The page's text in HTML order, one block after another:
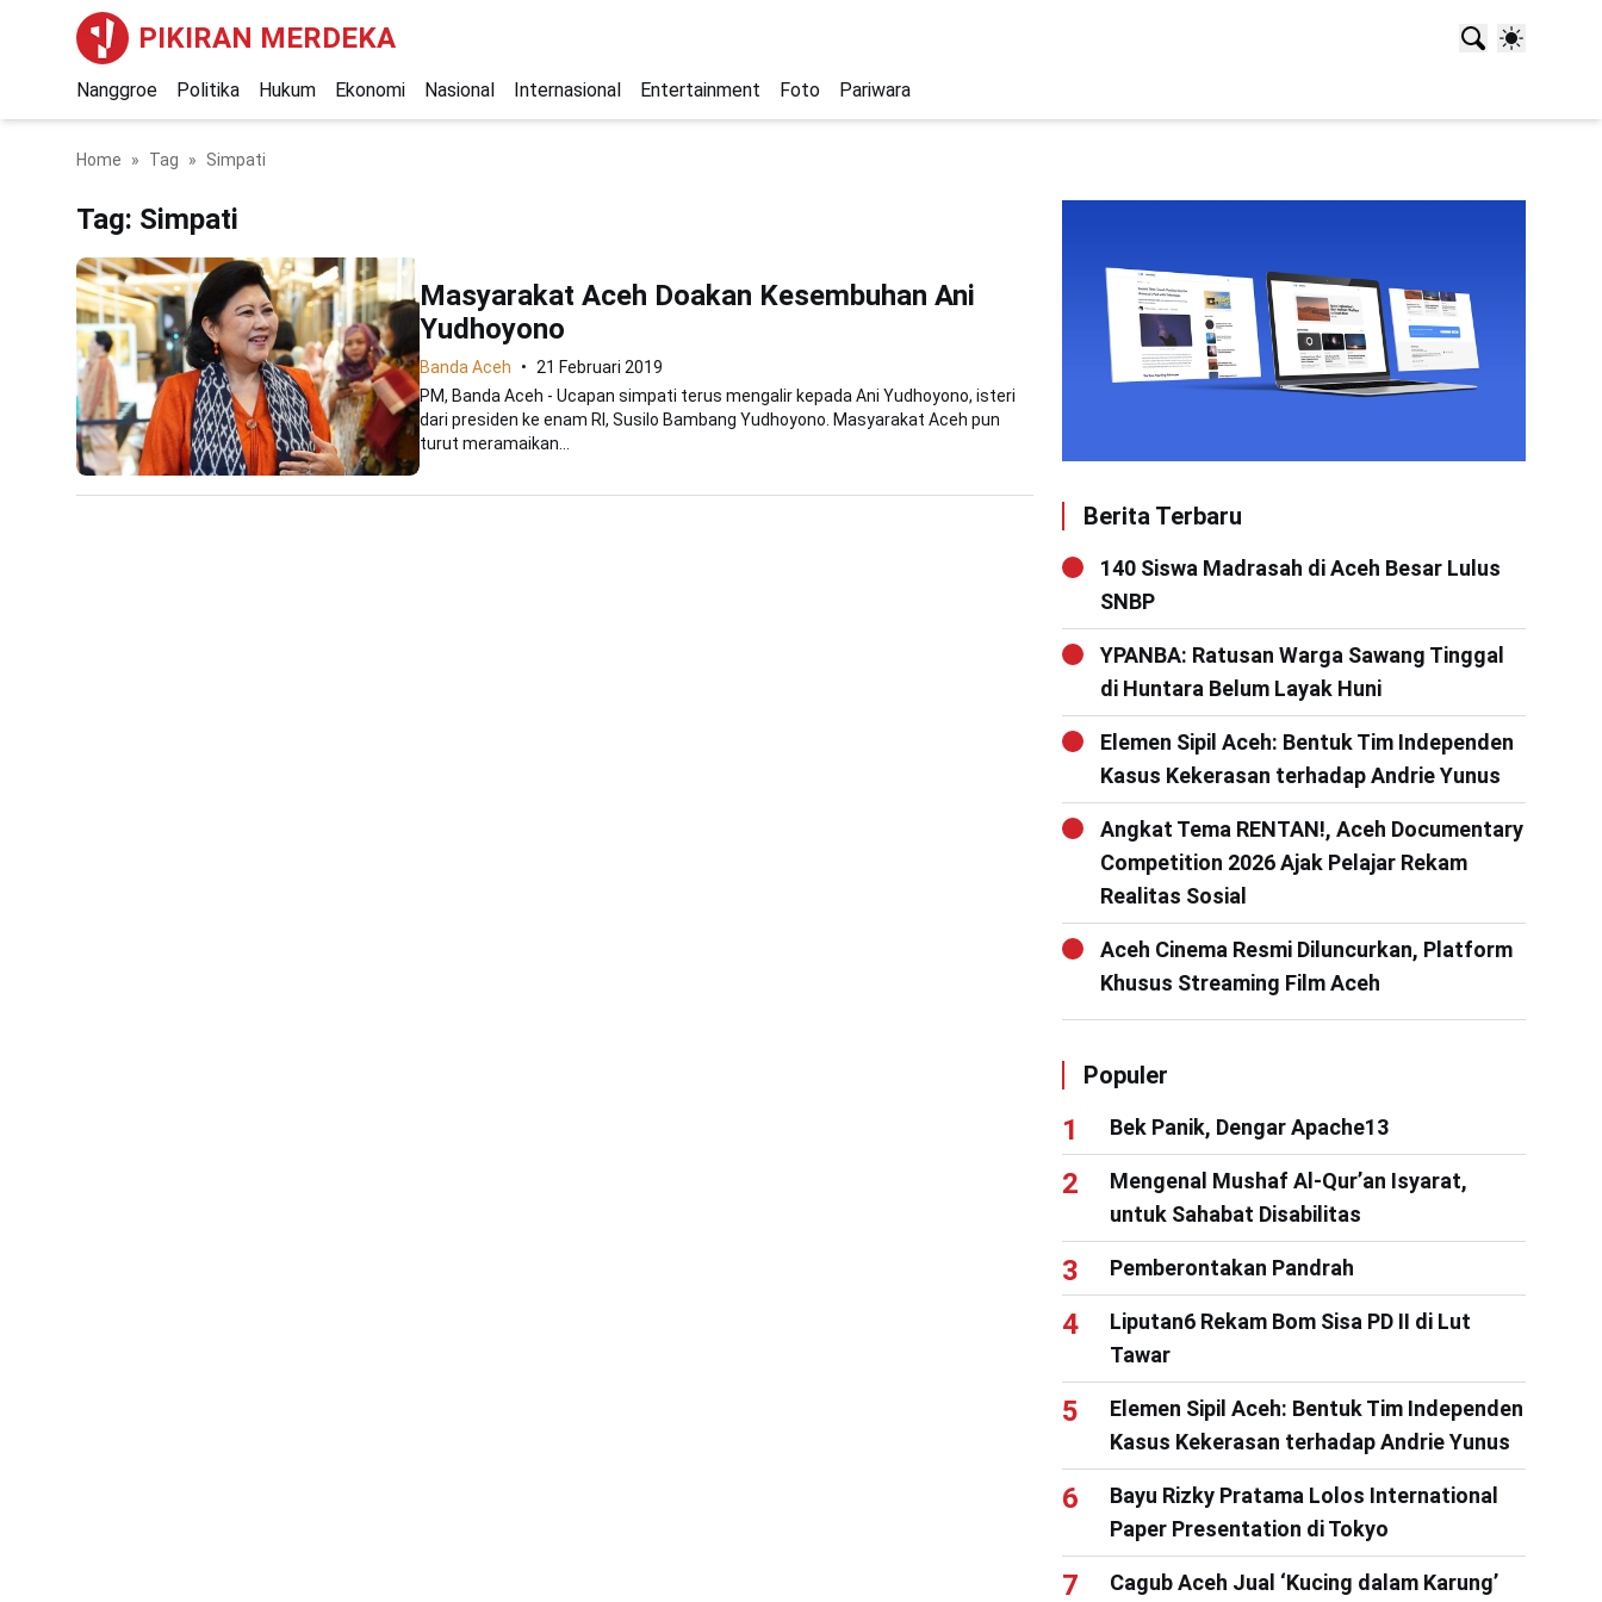
PIKIRAN MERDEKA
Nanggroe Politika Hukum Ekonomi Nasional Internasional Entertainment Foto Pariwara
Home Tag Simpati
Tag: Simpati
Masyarakat Aceh Doakan Kesembuhan Ani
Yudhoyono
Banda Aceh
21 Februari 2019
PM, Banda Aceh - Ucapan simpati terus mengalir kepada Ani Yudhoyono, isteri
dari presiden ke enam RI, Susilo Bambang Yudhoyono. Masyarakat Aceh pun
turut meramaikan...
Berita Terbaru
140 Siswa Madrasah di Aceh Besar Lulus
SNBP
YPANBA: Ratusan Warga Sawang Tinggal
di Huntara Belum Layak Huni
Elemen Sipil Aceh: Bentuk Tim Independen
Kasus Kekerasan terhadap Andrie Yunus
Angkat Tema RENTAN!, Aceh Documentary
Competition 2026 Ajak Pelajar Rekam
Realitas Sosial
Aceh Cinema Resmi Diluncurkan, Platform
Khusus Streaming Film Aceh
Populer
Bek Panik, Dengar Apache13
Mengenal Mushaf Al-Qur’an Isyarat,
untuk Sahabat Disabilitas
Pemberontakan Pandrah
Liputan6 Rekam Bom Sisa PD II di Lut
Tawar
Elemen Sipil Aceh: Bentuk Tim Independen
Kasus Kekerasan terhadap Andrie Yunus
Bayu Rizky Pratama Lolos International
Paper Presentation di Tokyo
Cagub Aceh Jual ‘Kucing dalam Karung’